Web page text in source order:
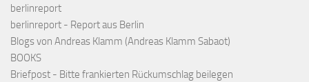
berlinreport
berlinreport - Report aus Berlin
Blogs von Andreas Klamm (Andreas Klamm Sabaot)
BOOKS
Briefpost - Bitte frankierten Rückumschlag beilegen